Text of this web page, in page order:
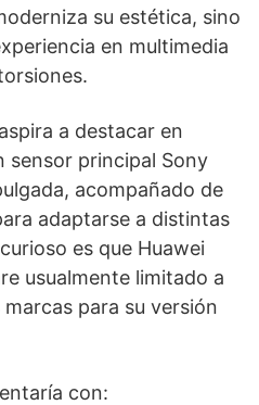
su estética, sino
en multimedia
a destacar en
principal Sony
acompañado de
adaptarse a distintas
es que Huawei
usualmente limitado a
para su versión
con: